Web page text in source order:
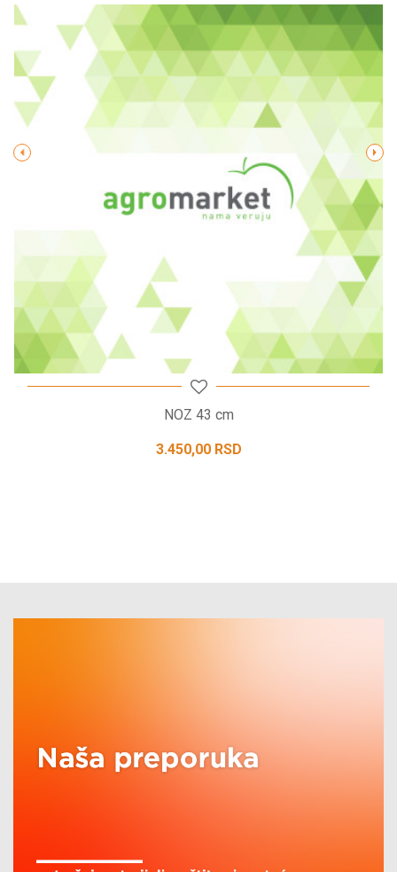
Poruka
NOZ 43 cm
3.450,00 RSD